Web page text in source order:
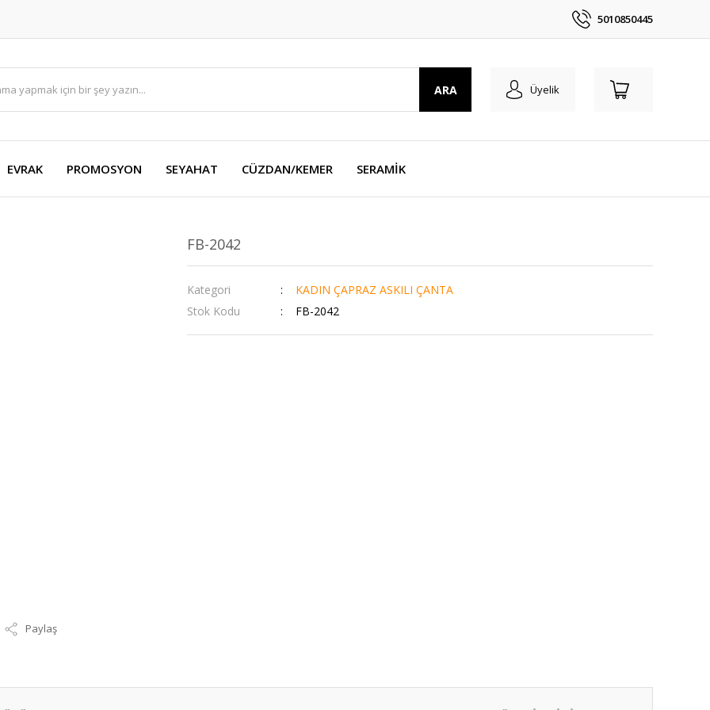
5010850445
ARA Üyelik
EVRAK PROMOSYON SEYAHAT CÜZDAN/KEMER SERAMİK
Paylaş
FB-2042
Kategori
KADIN ÇAPRAZ ASKILI ÇANTA
Stok Kodu
FB-2042